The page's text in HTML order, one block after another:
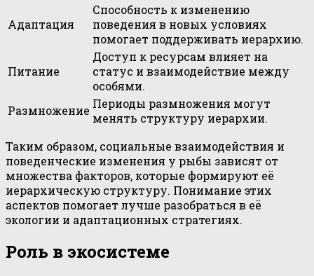
Адаптация
Способность к изменению
поведения в новых условиях
помогает поддерживать иерархию.
Питание
Доступ к ресурсам влияет на
статус и взаимодействие между
особями.
Размножение Периоды размножения могут
менять структуру иерархии.
Таким образом, социальные взаимодействия и
поведенческие изменения у рыбы зависят от
множества факторов, которые формируют её
иерархическую структуру. Понимание этих
аспектов помогает лучше разобраться в её
экологии и адаптационных стратегиях.
Роль в экосистеме